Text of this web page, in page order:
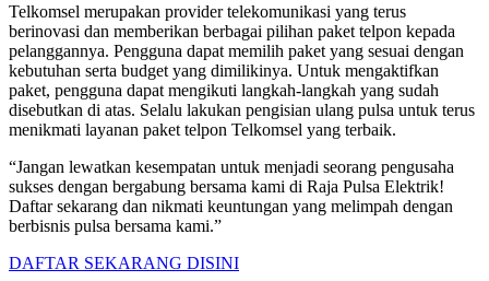
Telkomsel merupakan provider telekomunikasi yang terus
berinovasi dan memberikan berbagai pilihan paket telpon kepada
pelanggannya. Pengguna dapat memilih paket yang sesuai dengan
kebutuhan serta budget yang dimilikinya. Untuk mengaktifkan
paket, pengguna dapat mengikuti langkah-langkah yang sudah
disebutkan di atas. Selalu lakukan pengisian ulang pulsa untuk terus
menikmati layanan paket telpon Telkomsel yang terbaik.
“Jangan lewatkan kesempatan untuk menjadi seorang pengusaha
sukses dengan bergabung bersama kami di Raja Pulsa Elektrik!
Daftar sekarang dan nikmati keuntungan yang melimpah dengan
berbisnis pulsa bersama kami.”
DAFTAR SEKARANG DISINI